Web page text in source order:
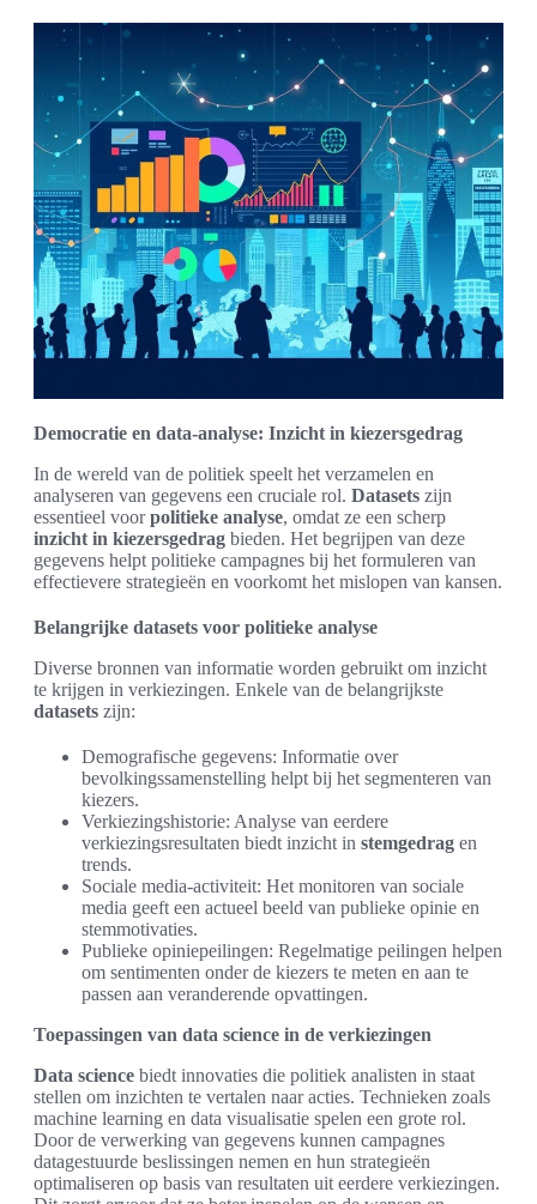
Democratie en data-analyse: Inzicht in kiezersgedrag
In de wereld van de politiek speelt het verzamelen en
analyseren van gegevens een cruciale rol. Datasets zijn
essentieel voorpolitieke analyse, omdat ze een scherp
inzicht in kiezersgedrag bieden. Het begrijpen van deze
gegevens helpt politieke campagnes bij het formuleren van
effectievere strategieën en voorkomt het mislopen van kansen.
Belangrijke datasets voor politieke analyse
Diverse bronnen van informatie worden gebruikt om inzicht
te krijgen in verkiezingen. Enkele van de belangrijkste
datasets zijn:
Demografische gegevens: Informatie over
bevolkingssamenstelling helpt bij het segmenteren van
kiezers.
Verkiezingshistorie: Analyse van eerdere
verkiezingsresultaten biedt inzicht in stemgedrag en
trends.
Sociale media-activiteit: Het monitoren van sociale
media geeft een actueel beeld van publieke opinie en
stemmotivaties.
Publieke opiniepeilingen: Regelmatige peilingen helpen
om sentimenten onder de kiezers te meten en aan te
passen aan veranderende opvattingen.
Toepassingen van data science in de verkiezingen
Data science biedt innovaties die politiek analisten in staat
stellen om inzichten te vertalen naar acties. Technieken zoals
machine learning en data visualisatie spelen een grote rol.
Door de verwerking van gegevens kunnen campagnes
datagestuurde beslissingen nemen en hun strategieën
optimaliseren op basis van resultaten uit eerdere verkiezingen.